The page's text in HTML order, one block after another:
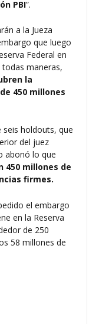
PBI”.
a la Jueza
que luego
Federal en
todas maneras,
la
450 millones
holdouts, que
del juez
abonó lo que
450 millones de
firmes.
el embargo
en la Reserva
de 250
58 millones de